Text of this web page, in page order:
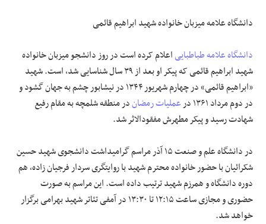
دانشگاه علامه میزبان خانواده شهید ابراهیم قائمی
دانشگاه علامه طباطباییاعلام کرده است در روز دانشجو میزبان خانواده
شهید ابراهیم قائمی که پیکر او بعد از ۳۹ سال شناسایی شد، است. شهید
«ابراهیم قائمی» در چهارم شهریور۱۳۴۴
در نیشابور چشم به جهان گشود و
در دوم مرداد
درعملیات رمضاندر منطقه شلمچه به مقام رفیع
شهادت رسید و پیکر مطهرش مفقودالاثر شد.
در دانشگاه علم و صنعت ۱۵ آذر مراسم گرامیداشت دانشجوی شهید حسین
شکرائیان با حضور خانواده محترم شهید با روایتگری سردار فرجیان زاده، هم
دوره دانشگاه و همرزم شهید ترتیب داده است. این مراسم به صورت
حضوری و مجازی ساعت ۱۲:۱۵ تا ۱۳:۳۰ در آمفی تئاتر شهید بهرامی برگزار
خواهد شد.